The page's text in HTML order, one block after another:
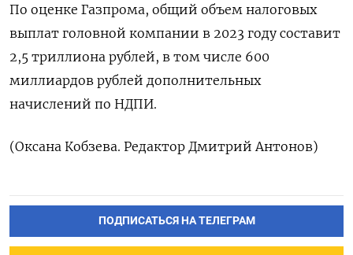
По оценке Газпрома, общий объем налоговых
выплат головной компании в 2023 году составит
2,5 триллиона рублей, в том числе 600
миллиардов рублей дополнительных
начислений по НДПИ.
(Оксана Кобзева. Редактор Дмитрий Антонов)
ПОДПИСАТЬСЯ НА ТЕЛЕГРАМ